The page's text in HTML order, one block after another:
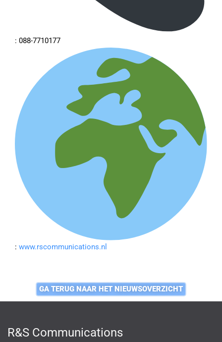
: 088-7710177
: www.rscommunications.nl
GA TERUG NAAR HET NIEUWSOVERZICHT
R&S Communications